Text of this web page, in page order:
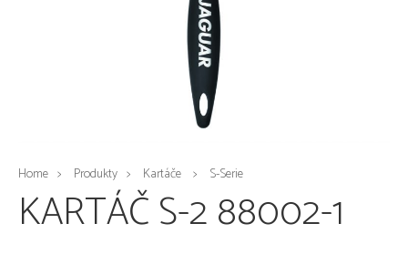
Home Produkty Kartáče S-Serie
KARTÁČ S-2 88002-1